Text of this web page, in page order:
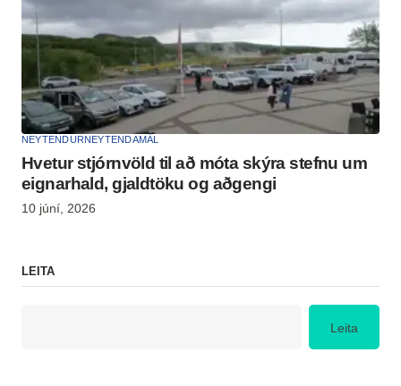
NEYTENDURNEYTENDAMÁL
Hvetur stjórnvöld til að móta skýra stefnu um
eignarhald, gjaldtöku og aðgengi
10 júní, 2026
LEITA
Leita